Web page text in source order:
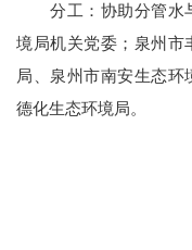
分工： 协助分管水
境局机关党委；泉州市
局、泉州市南安生态环
德化生态环境局。